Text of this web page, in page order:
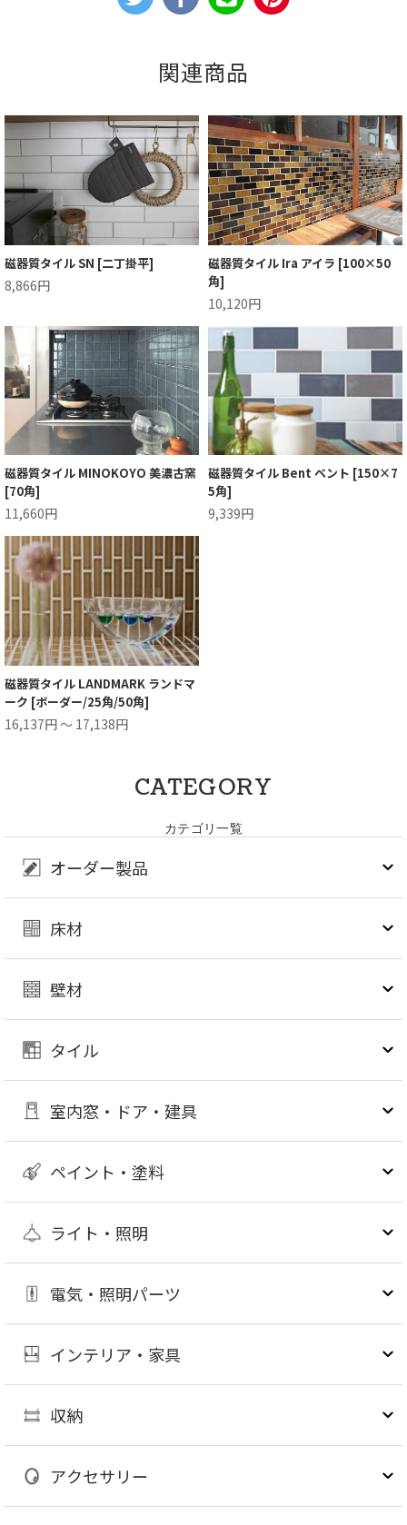
関連商品
磁器質タイル SN [二丁掛平]
8,866円
磁器質タイル Ira アイラ [100×50
角]
10,120円
磁器質タイル MINOKOYO 美濃古窯
[70角]
11,660円
磁器質タイル Bent ベント [150×7
5角]
9,339円
磁器質タイル LANDMARK ランドマ
ーク [ボーダー/25角/50角]
16,137円 ～ 17,138円
CATEGORY
カテゴリ一覧
オーダー製品
床材
壁材
タイル
室内窓・ドア・建具
ペイント・塗料
ライト・照明
電気・照明パーツ
インテリア・家具
収納
アクセサリー